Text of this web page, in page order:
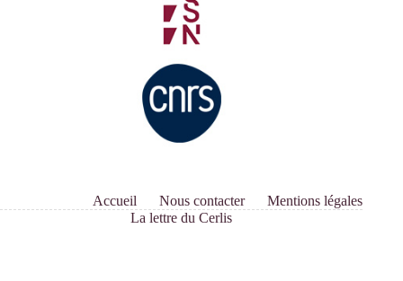
Accueil Nous contacter
Mentions légales
La lettre du Cerlis